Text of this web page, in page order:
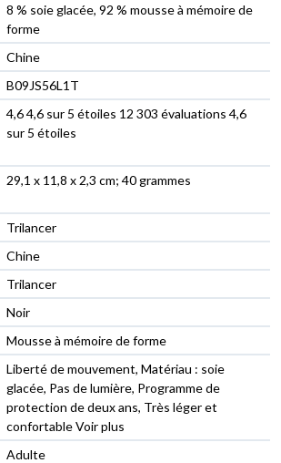
‎8 % soie glacée, 92 % mousse à mémoire de
forme
‎Chine
B09JS56L1T
4,6 4,6 sur 5 étoiles 12 303 évaluations 4,6
sur 5 étoiles
29,1 x 11,8 x 2,3 cm; 40 grammes
Trilancer
Chine
Trilancer
Noir
Mousse à mémoire de forme
Liberté de mouvement, Matériau : soie
glacée, Pas de lumière, Programme de
protection de deux ans, Très léger et
confortable Voir plus
Adulte